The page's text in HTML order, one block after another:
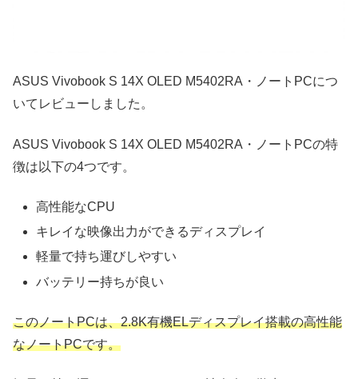
ASUS Vivobook S 14X OLED M5402RA・ノートPCにつ
いてレビューしました。
ASUS Vivobook S 14X OLED M5402RA・ノートPCの特
徴は以下の4つです。
高性能なCPU
キレイな映像出力ができるディスプレイ
軽量で持ち運びしやすい
バッテリー持ちが良い
このノートPCは、2.8K有機ELディスプレイ搭載の高性能
なノートPCです。